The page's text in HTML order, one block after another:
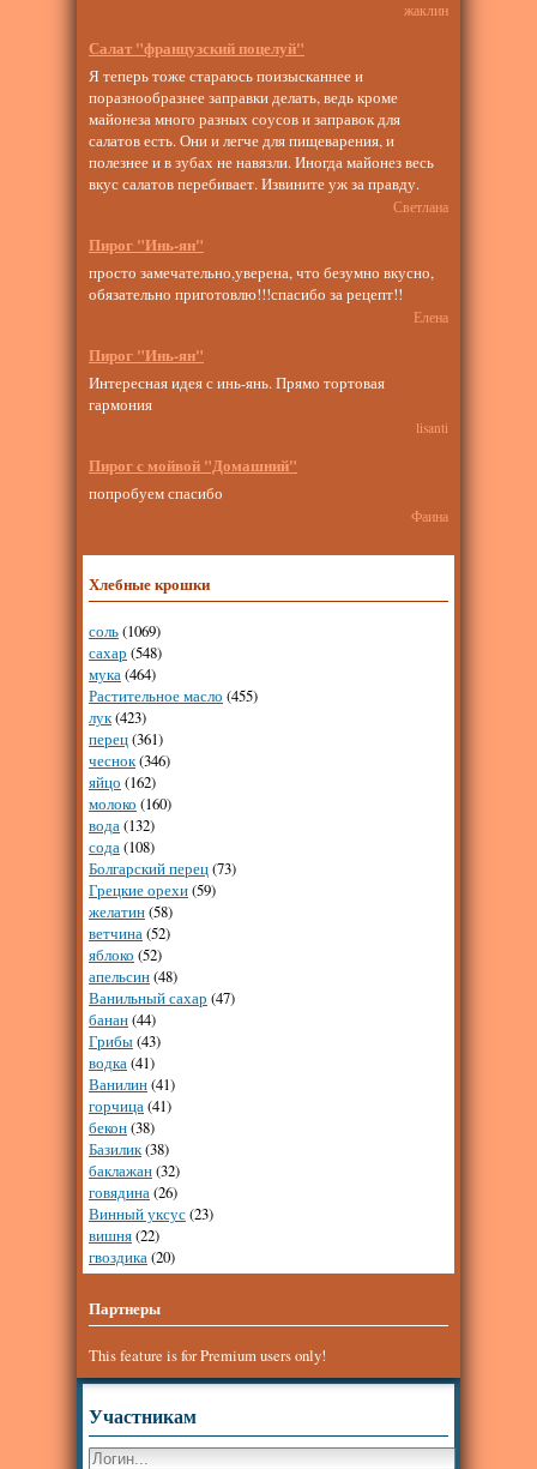
жаклин
Салат "французский поцелуй"
Я теперь тоже стараюсь поизысканнее и
поразнообразнее заправки делать, ведь кроме
майонеза много разных соусов и заправок для
салатов есть. Они и легче для пищеварения, и
полезнее и в зубах не навязли. Иногда майонез весь
вкус салатов перебивает. Извините уж за правду.
Светлана
Пирог "Инь-ян"
просто замечательно,уверена, что безумно вкусно,
обязательно приготовлю!!!спасибо за рецепт!!
Елена
Пирог "Инь-ян"
Интересная идея с инь-янь. Прямо тортовая
гармония
lisanti
Пирог с мойвой "Домашний"
попробуем спасибо
Фаина
Хлебные крошки
соль(1069)
сахар (548)
мука(464)
Растительное масло (455)
лук(423)
перец(361)
чеснок(346)
яйцо (162)
молоко (160)
вода(132)
сода(108)
Болгарский перец(73)
Грецкие орехи(59)
желатин(58)
ветчина(52)
яблоко (52)
апельсин(48)
Ванильный сахар (47)
банан(44)
Грибы(43)
водка(41)
Ванилин(41)
горчица(41)
бекон(38)
Базилик(38)
баклажан(32)
говядина(26)
Винный уксус(23)
вишня(22)
гвоздика(20)
Партнеры
This feature is for Premium users only!
Участникам